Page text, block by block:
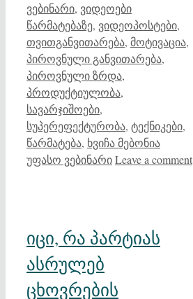
ვებინარი, ვიდეოები
წარმატებაზე, ვიდეოპოსტები,
თვითგანვითარება, მოტივაცია,
პიროვნული განვითარება,
პიროვნული ზრდა,
პროდუქტიულობა,
სავარჯიშოები,
სუპერეფექტურობა, ტექნიკები,
წარმატება, ხვიჩა მებონია
უფასო ვებინარიLeave a comment
იცი, რა პარტიას
ასრულებ
ცხოვრების